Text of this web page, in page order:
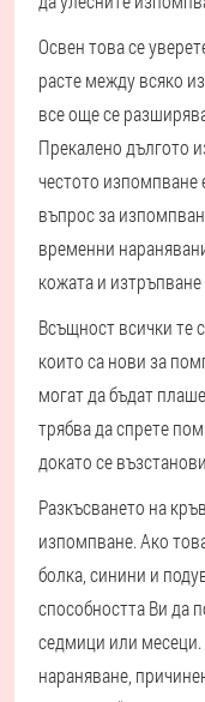
Освен това се
расте между всяко
все още се
Прекалено дългото
честото изпомпване
въпрос за
временни
кожата и изтръпване
Всъщност всички те
които са нови за
могат да бъдат
трябва да спрете
докато се
Разкъсването на
изпомпване. Ако
болка, синини и
способността Ви да
седмици или
нараняване,